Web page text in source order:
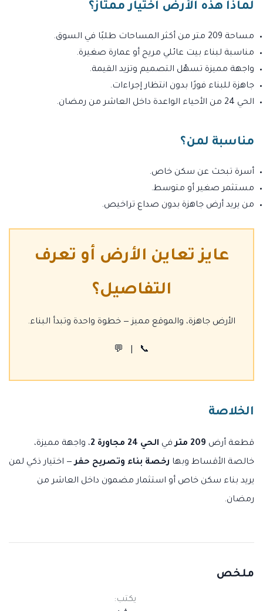
لماذا هذه الأرض اختيار ممتاز؟
مساحة 209 متر من أكثر المساحات طلبًا في السوق.
مناسبة لبناء بيت عائلي مريح أو عمارة صغيرة.
واجهة مميزة تسهّل التصميم وتزيد القيمة.
جاهزة للبناء فورًا بدون انتظار إجراءات.
الحي 24 من الأحياء الواعدة داخل العاشر من رمضان.
مناسبة لمن؟
أسرة تبحث عن سكن خاص.
مستثمر صغير أو متوسط.
من يريد أرض جاهزة بدون صداع تراخيص.
عايز تعاين الأرض أو تعرف
التفاصيل؟
الأرض جاهزة، والموقع مميز — خطوة واحدة وتبدأ البناء.
📞
| 💬
الخلاصة
قطعة أرض 209 متر في الحي 24 مجاورة 2
، واجهة مميزة،
خالصة الأقساط وبها رخصة بناء وتصريح حفر— اختيار ذكي لمن
يريد بناء سكن خاص أو استثمار مضمون داخل العاشر من
رمضان.
ملخص
يكتب: